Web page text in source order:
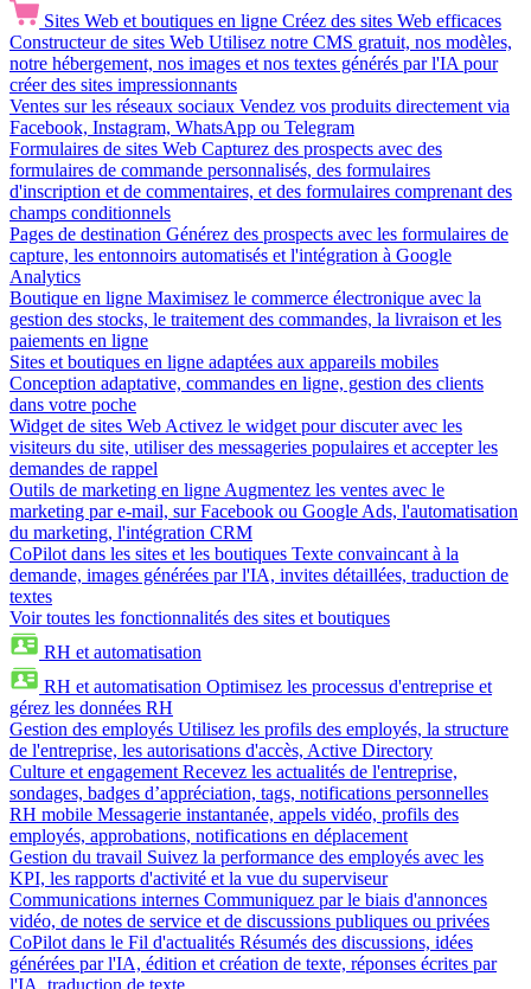
Sites Web et boutiques en ligne Créez des sites Web efficaces
Constructeur de sites Web Utilisez notre CMS gratuit, nos modèles,
notre hébergement, nos images et nos textes générés par l'IA pour
créer des sites impressionnants
Ventes sur les réseaux sociaux Vendez vos produits directement via
Facebook, Instagram, WhatsApp ou Telegram
Formulaires de sites Web Capturez des prospects avec des
formulaires de commande personnalisés, des formulaires
d'inscription et de commentaires, et des formulaires comprenant des
champs conditionnels
Pages de destination Générez des prospects avec les formulaires de
capture, les entonnoirs automatisés et l'intégration à Google
Analytics
Boutique en ligne Maximisez le commerce électronique avec la
gestion des stocks, le traitement des commandes, la livraison et les
paiements en ligne
Sites et boutiques en ligne adaptées aux appareils mobiles
Conception adaptative, commandes en ligne, gestion des clients
dans votre poche
Widget de sites Web Activez le widget pour discuter avec les
visiteurs du site, utiliser des messageries populaires et accepter les
demandes de rappel
Outils de marketing en ligne Augmentez les ventes avec le
marketing par e-mail, sur Facebook ou Google Ads, l'automatisation
du marketing, l'intégration CRM
CoPilot dans les sites et les boutiques Texte convaincant à la
demande, images générées par l'IA, invites détaillées, traduction de
textes
Voir toutes les fonctionnalités des sites et boutiques
RH et automatisation
RH et automatisation Optimisez les processus d'entreprise et
gérez les données RH
Gestion des employés Utilisez les profils des employés, la structure
de l'entreprise, les autorisations d'accès, Active Directory
Culture et engagement Recevez les actualités de l'entreprise,
sondages, badges d’appréciation, tags, notifications personnelles
RH mobile Messagerie instantanée, appels vidéo, profils des
employés, approbations, notifications en déplacement
Gestion du travail Suivez la performance des employés avec les
KPI, les rapports d'activité et la vue du superviseur
Communications internes Communiquez par le biais d'annonces
vidéo, de notes de service et de discussions publiques ou privées
CoPilot dans le Fil d'actualités Résumés des discussions, idées
générées par l'IA, édition et création de texte, réponses écrites par
l'IA, traduction de texte